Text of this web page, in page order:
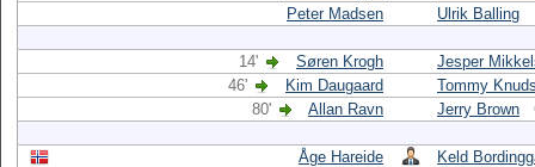
Peter Madsen
Ulrik Balling
14' Søren Krogh
Jesper
46'
Kim Daugaard
Tommy
80'
Allan Ravn Jerry Brown
Åge Hareide Keld